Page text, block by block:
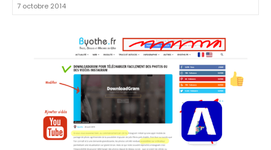
7 octobre 2014